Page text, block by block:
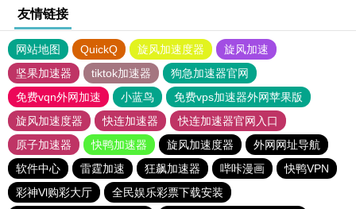
友情链接
网站地图 QuickQ 旋风加速度器
旋风加速
坚果加速器
tiktok加速器
狗急加速器官网
免费vqn外网加速
小蓝鸟
免费vps加速器外网苹果版
旋风加速度器
快连加速器
快连加速器官网入口
原子加速器
快鸭加速器 旋风加速度器
外网网址导航
软件中心
雷霆加速 狂飙加速器 哔咔漫画
快鸭VPN
彩神Vl购彩大厅
全民娱乐彩票下载安装